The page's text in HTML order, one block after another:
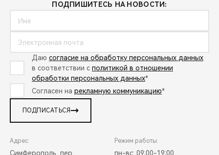
ПОДПИШИТЕСЬ НА НОВОСТИ:
Даю согласие на обработку персональных данных
в соответствии с политикой в отношении
обработки персональных данных*
Согласен на рекламную коммуникацию*
ПОДПИСАТЬСЯ
Адрес:
Симферополь, пер.
Режим работы:
пн-вс: 09:00-19:00